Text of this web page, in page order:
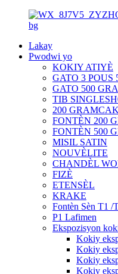
Lakay
Pwodwi yo
KOKIY ATIYÈ
GATO 3 POUS
GATO 500
TIB
200
FONTÈN 200
FONTÈN 500
MISIL SATIN
NOUVÈLITE
CHANDÈL
FIZÈ
ETENSÈL
KRAKE
Fontèn Sèn T1 /
P1 Lafimen
Ekspozisyon
Kokiy
Kokiy
Kokiy
Kokiy